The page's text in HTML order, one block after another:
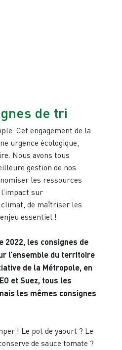
de tri
Cet engagement de la
urgence écologique,
Nous avons tous
gestion de nos
les ressources
sur
de maîtriser les
essentiel !
2022, les consignes de
l’ensemble du territoire
de la Métropole, en
et Suez, tous les
les mêmes consignes
! Le pot de yaourt ? Le
de sauce tomate ?